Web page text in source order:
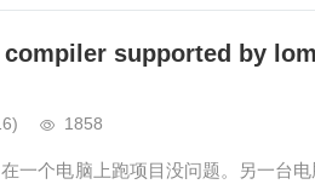
supported by
1858
一个电脑上跑项目没问题。另一台